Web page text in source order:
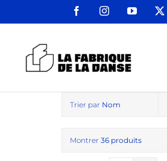
FacebookInstagramYouTube
Trier par Nom
Montrer 36 produits